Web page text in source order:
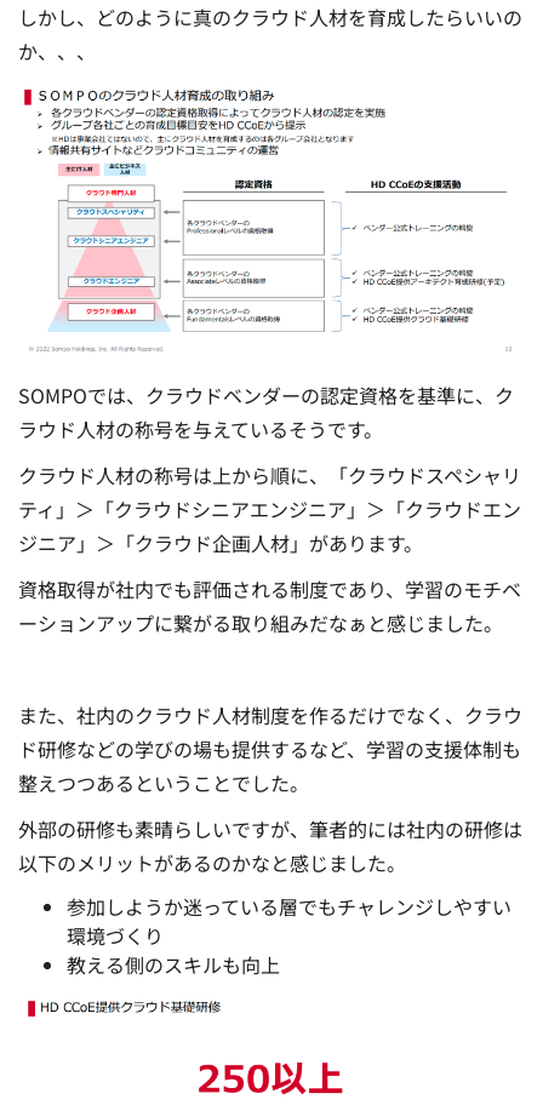
しかし、どのように真のクラウド人材を育成したらいいの
か、、、
SOMPOでは、クラウドベンダーの認定資格を基準に、ク
ラウド人材の称号を与えているそうです。
クラウド人材の称号は上から順に、「クラウドスペシャリ
ティ」＞「クラウドシニアエンジニア」＞「クラウドエン
ジニア」＞「クラウド企画人材」があります。
資格取得が社内でも評価される制度であり、学習のモチベ
ーションアップに繋がる取り組みだなぁと感じました。
また、社内のクラウド人材制度を作るだけでなく、クラウ
ド研修などの学びの場も提供するなど、学習の支援体制も
整えつつあるということでした。
外部の研修も素晴らしいですが、筆者的には社内の研修は
以下のメリットがあるのかなと感じました。
参加しようか迷っている層でもチャレンジしやすい
環境づくり
教える側のスキルも向上